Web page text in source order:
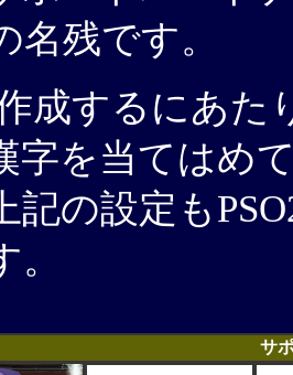
名残です。
成するにあ
字を当てはめ
記の設定も
サ